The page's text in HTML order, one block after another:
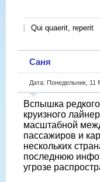
Qui quaerit, reperit
Саня
Дата: Понедельник,
Вспышка
круизного
масштабной
пассажиров и
нескольких
последнюю
угрозе